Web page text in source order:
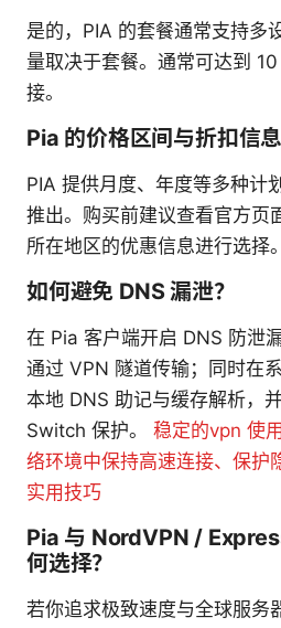
是的，PIA 的套餐通常支持多
量取决于套餐。通常可达到
接。
Pia 的价格区间与折扣信息
PIA 提供月度、年度等多种计
推出。购买前建议查看官方页
所在地区的优惠信息进行选择。
如何避免 DNS 漏泄？
在 Pia 客户端开启 DNS 防泄
通过 VPN 隧道传输；同时在
本地 DNS 助记与缓存解析，
Switch 保护。 稳定的vpn 使
络环境中保持高速连接、保护
实用技巧
Pia 与 NordVPN /
何选择？
若你追求极致速度与全球服务